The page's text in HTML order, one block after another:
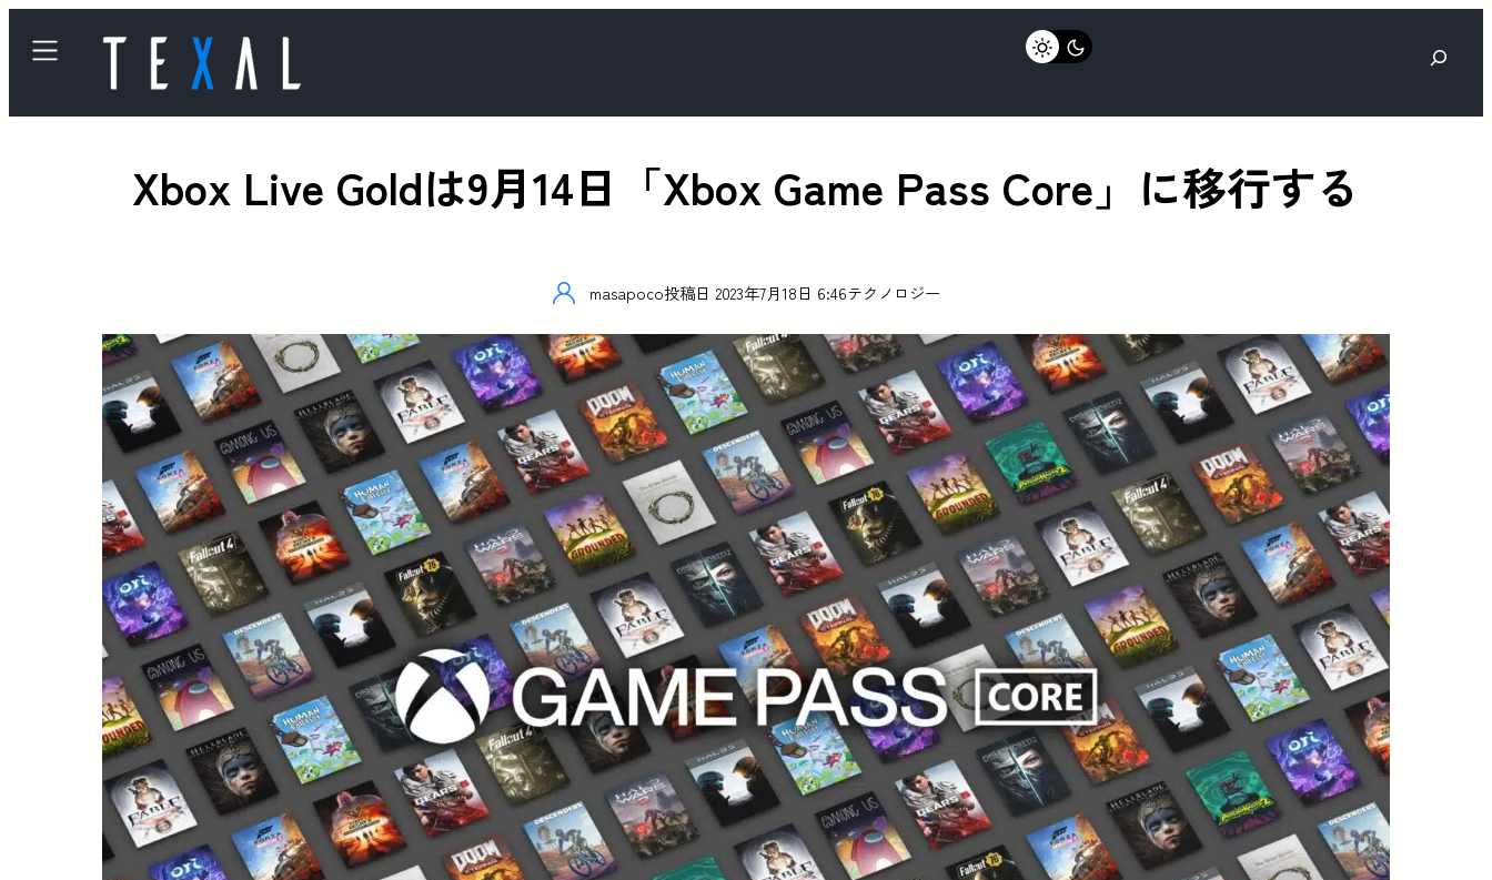
検
Xbox Live Goldは9月14日「Xbox Game Pass Core」に移行する
masapoco投稿日 2023年7月18日 6:46テクノロジー